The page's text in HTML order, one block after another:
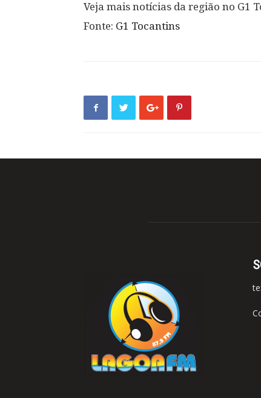
Veja mais notícias da região no G1
Fonte: G1 Tocantins